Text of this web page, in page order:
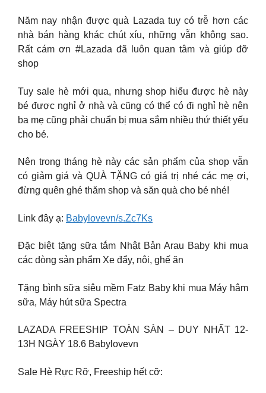
Năm nay nhận được quà Lazada tuy có trễ hơn các
nhà bán hàng khác chút xíu, những vẫn không sao.
Rất cám ơn #Lazada đã luôn quan tâm và giúp đỡ
shop
Tuy sale hè mới qua, nhưng shop hiểu được hè này
bé được nghỉ ở nhà và cũng có thể có đi nghỉ hè nên
ba mẹ cũng phải chuẩn bị mua sắm nhiều thứ thiết yếu
cho bé.
Nên trong tháng hè này các sản phẩm của shop vẫn
có giảm giá và QUÀ TẶNG có giá trị nhé các mẹ ơi,
đừng quên ghé thăm shop và săn quà cho bé nhé!
Link đây ạ: Babylovevn/s.Zc7Ks
Đặc biệt tặng sữa tắm Nhật Bản Arau Baby khi mua
các dòng sản phẩm Xe đẩy, nôi, ghế ăn
Tặng bình sữa siêu mềm Fatz Baby khi mua Máy hâm
sữa, Máy hút sữa Spectra
LAZADA FREESHIP TOÀN SÀN – DUY NHẤT 12-
13H NGÀY 18.6 Babylovevn
Sale Hè Rực Rỡ, Freeship hết cỡ: